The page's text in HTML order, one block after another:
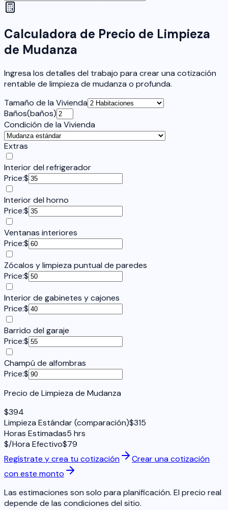
Calculadora de Precio de Limpieza
de Mudanza
Ingresa los detalles del trabajo para crear una cotización
rentable de limpieza de mudanza o profunda.
Tamaño de la Vivienda
Baños(baños)
Condición de la Vivienda
Extras
Interior del refrigerador
Price:$
Interior del horno
Price:$
Ventanas interiores
Price:$
Zócalos y limpieza puntual de paredes
Price:$
Interior de gabinetes y cajones
Price:$
Barrido del garaje
Price:$
Champú de alfombras
Price:$
Precio de Limpieza de Mudanza
$394
Limpieza Estándar (comparación)$315
Horas Estimadas5 hrs
$/Hora Efectivo$79
Regístrate y crea tu cotización
Crear una cotización
con este monto
Las estimaciones son solo para planificación. El precio real
depende de las condiciones del sitio.